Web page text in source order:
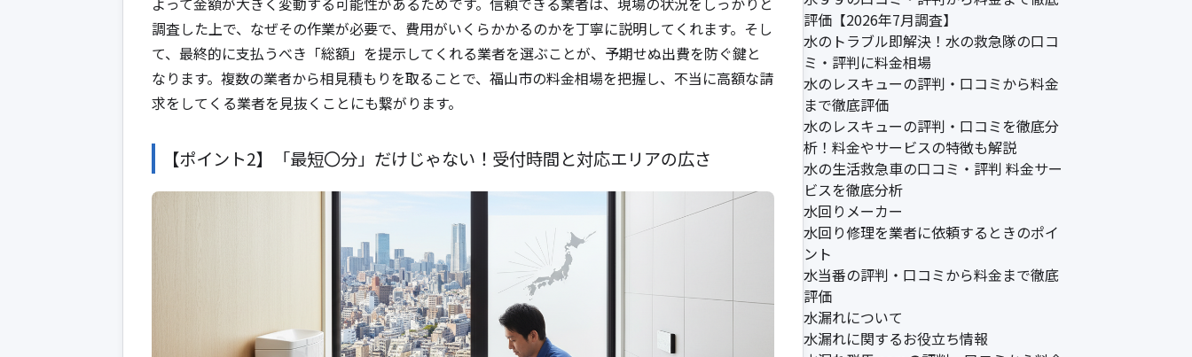
調査した上で、なぜその作業が必要で、費用がいくらかかるのかを丁寧に説明してくれます。そし
て、最終的に支払うべき「総額」を提示してくれる業者を選ぶことが、予期せぬ出費を防ぐ鍵と
なります。複数の業者から相見積もりを取ることで、福山市の料金相場を把握し、不当に高額な請
求をしてくる業者を見抜くことにも繋がります。
【ポイント2】「最短〇分」だけじゃない！受付時間と対応エリアの広さ
評価【2026年7月調査】
水のトラブル即解決！水の救急隊の口コ
ミ・評判に料金相場
水のレスキューの評判・口コミから料金
まで徹底評価
水のレスキューの評判・口コミを徹底分
析！料金やサービスの特徴も解説
水の生活救急車の口コミ・評判 料金サー
ビスを徹底分析
水回りメーカー
水回り修理を業者に依頼するときのポイ
ント
水当番の評判・口コミから料金まで徹底
評価
水漏れについて
水漏れに関するお役立ち情報